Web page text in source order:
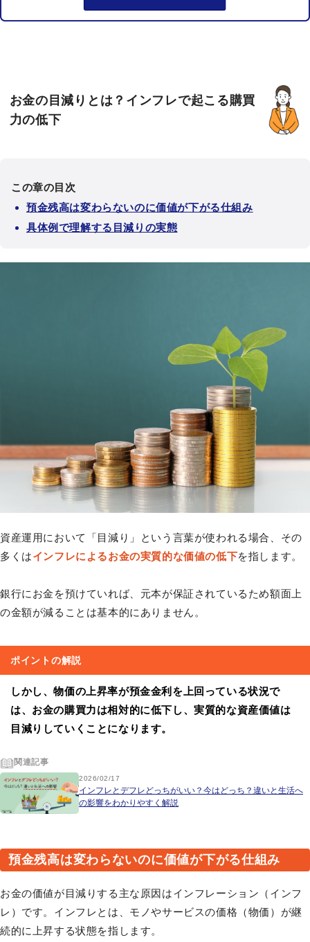
お金の目減りとは？インフレで起こる購買
力の低下
この章の目次
預金残高は変わらないのに価値が下がる仕組み
具体例で理解する目減りの実態
資産運用において「目減り」という言葉が使われる場合、その
多くはインフレによるお金の実質的な価値の低下を指します。
銀行にお金を預けていれば、元本が保証されているため額面上
の金額が減ることは基本的にありません。
ポイントの解説
しかし、物価の上昇率が預金金利を上回っている状況で
は、お金の購買力は相対的に低下し、実質的な資産価値は
目減りしていくことになります。
関連記事
2026/02/17
インフレとデフレどっちがいい？今はどっち？違いと生活へ
の影響をわかりやすく解説
預金残高は変わらないのに価値が下がる仕組み
お金の価値が目減りする主な原因はインフレーション（インフ
レ）です。インフレとは、モノやサービスの価格（物価）が継
続的に上昇する状態を指します。